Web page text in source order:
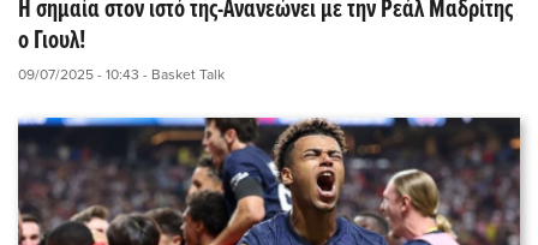
Η σημαία στον ιστό της-Ανανεώνει με την Ρεάλ Μαδρίτης
ο Γιουλ!
09/07/2025 - 10:43 - Basket Talk